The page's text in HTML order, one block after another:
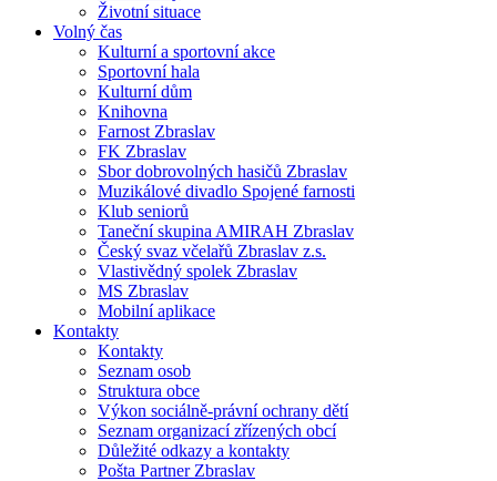
Životní situace
Volný čas
Kulturní a sportovní akce
Sportovní hala
Kulturní dům
Knihovna
Farnost Zbraslav
FK Zbraslav
Sbor dobrovolných hasičů Zbraslav
Muzikálové divadlo Spojené farnosti
Klub seniorů
Taneční skupina AMIRAH Zbraslav
Český svaz včelařů Zbraslav z.s.
Vlastivědný spolek Zbraslav
MS Zbraslav
Mobilní aplikace
Kontakty
Kontakty
Seznam osob
Struktura obce
Výkon sociálně-právní ochrany dětí
Seznam organizací zřízených obcí
Důležité odkazy a kontakty
Pošta Partner Zbraslav